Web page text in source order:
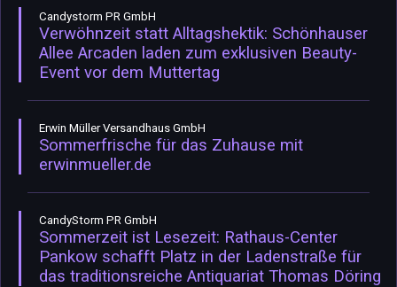
Candystorm PR GmbH
Verwöhnzeit statt Alltagshektik: Schönhauser
Allee Arcaden laden zum exklusiven Beauty-
Event vor dem Muttertag
Erwin Müller Versandhaus GmbH
Sommerfrische für das Zuhause mit
erwinmueller.de
CandyStorm PR GmbH
Sommerzeit ist Lesezeit: Rathaus-Center
Pankow schafft Platz in der Ladenstraße für
das traditionsreiche Antiquariat Thomas Döring